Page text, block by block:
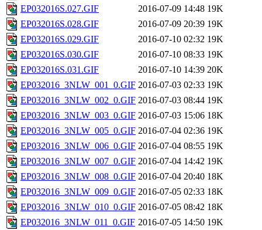
EP032016S.027.GIF
2016-07-09 14:48 19K
EP032016S.028.GIF
2016-07-09 20:39 19K
EP032016S.029.GIF
2016-07-10 02:32 19K
EP032016S.030.GIF
2016-07-10 08:33 19K
EP032016S.031.GIF
2016-07-10 14:39 20K
EP032016_3NLW_001_0.GIF 2016-07-03 02:33 19K
EP032016_3NLW_002_0.GIF 2016-07-03 08:44 19K
EP032016_3NLW_003_0.GIF 2016-07-03 15:06 18K
EP032016_3NLW_005_0.GIF 2016-07-04 02:36 19K
EP032016_3NLW_006_0.GIF 2016-07-04 08:55 19K
EP032016_3NLW_007_0.GIF 2016-07-04 14:42 19K
EP032016_3NLW_008_0.GIF 2016-07-04 20:40 18K
EP032016_3NLW_009_0.GIF 2016-07-05 02:33 18K
EP032016_3NLW_010_0.GIF 2016-07-05 08:42 18K
EP032016_3NLW_011_0.GIF 2016-07-05 14:50 19K